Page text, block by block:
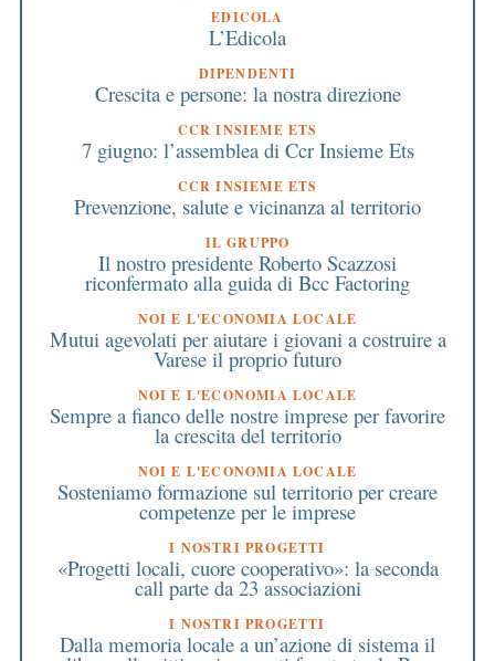
EDICOLA
L’Edicola
DIPENDENTI
Crescita e persone: la nostra direzione
CCR INSIEME ETS
7 giugno: l’assemblea di Ccr Insieme Ets
CCR INSIEME ETS
Prevenzione, salute e vicinanza al territorio
IL GRUPPO
Il nostro presidente Roberto Scazzosi
riconfermato alla guida di Bcc Factoring
NOI E L'ECONOMIA LOCALE
Mutui agevolati per aiutare i giovani a costruire a
Varese il proprio futuro
NOI E L'ECONOMIA LOCALE
Sempre a fianco delle nostre imprese per favorire
la crescita del territorio
NOI E L'ECONOMIA LOCALE
Sosteniamo formazione sul territorio per creare
competenze per le imprese
I NOSTRI PROGETTI
«Progetti locali, cuore cooperativo»: la seconda
call parte da 23 associazioni
I NOSTRI PROGETTI
Dalla memoria locale a un’azione di sistema il